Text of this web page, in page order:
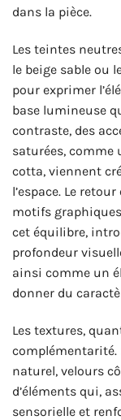
dans la pièce.
Les teintes
le beige sable ou
pour exprimer
base lumineuse
contraste, des
saturées, comme
cotta, viennent
l’espace. Le
motifs
cet équilibre,
profondeur
ainsi comme un
donner du
Les textures,
complémentarité.
naturel, velours
d’éléments qui,
sensorielle et